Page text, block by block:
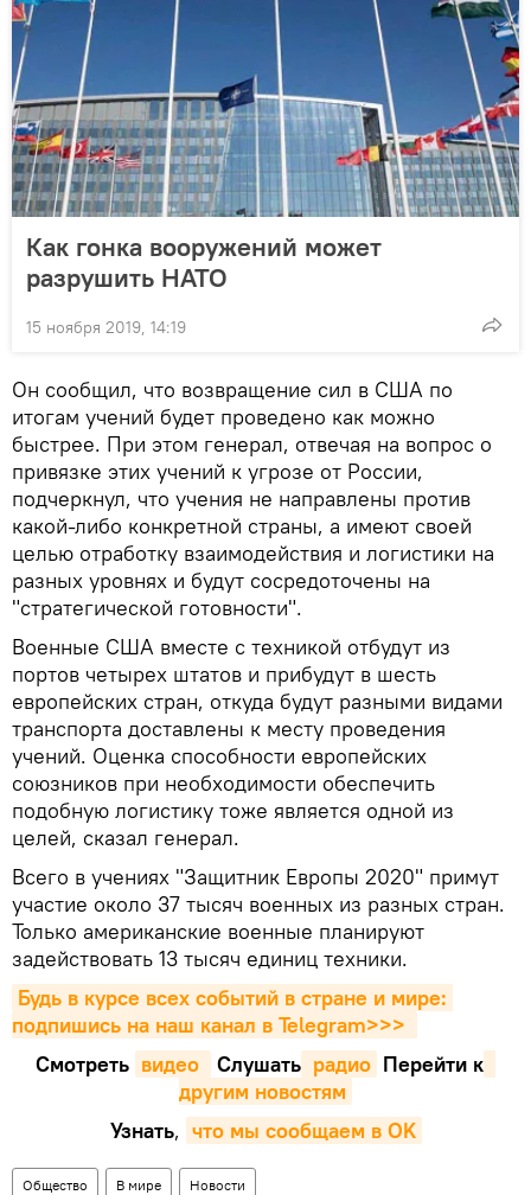
Как гонка вооружений может
разрушить НАТО
15 ноября 2019, 14:19
Он сообщил, что возвращение сил в США по
итогам учений будет проведено как можно
быстрее. При этом генерал, отвечая на вопрос о
привязке этих учений к угрозе от России,
подчеркнул, что учения не направлены против
какой-либо конкретной страны, а имеют своей
целью отработку взаимодействия и логистики на
разных уровнях и будут сосредоточены на
"стратегической готовности".
Военные США вместе с техникой отбудут из
портов четырех штатов и прибудут в шесть
европейских стран, откуда будут разными видами
транспорта доставлены к месту проведения
учений. Оценка способности европейских
союзников при необходимости обеспечить
подобную логистику тоже является одной из
целей, сказал генерал.
Всего в учениях "Защитник Европы 2020" примут
участие около 37 тысяч военных из разных стран.
Только американские военные планируют
задействовать 13 тысяч единиц техники.
Будь в курсе всех событий в стране и мире:
подпишись на наш канал в Telegram>>>
Смотреть видео Cлушать радио Перейти к
другим новостям
Узнать, что мы сообщаем в OK
Общество В мире Новости